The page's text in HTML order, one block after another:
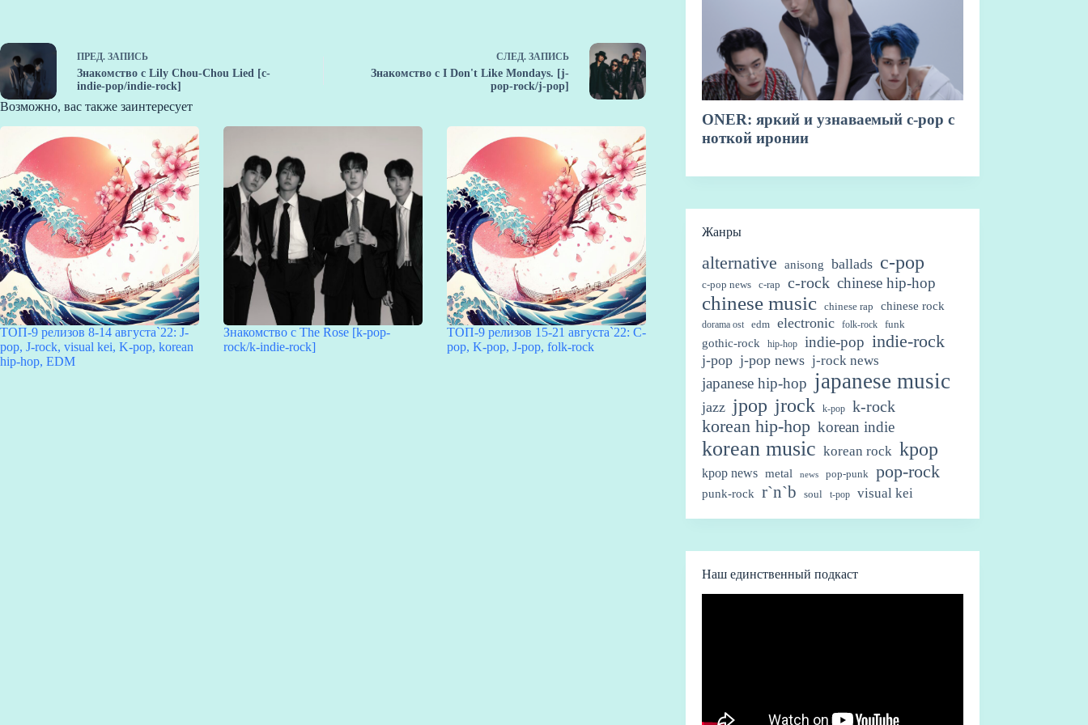
ПРЕД. ЗАПИСЬ
Знакомство с Lily Chou-Chou Lied [c-
indie-pop/indie-rock]
СЛЕД.ЗАПИСЬ
Знакомство с I Don't Like Mondays. [j-
pop-rock/j-pop]
Возможно, вас также заинтересует
ТОП-9 релизов 8-14 августа`22: J-
pop, J-rock, visual kei, K-pop, korean
hip-hop, EDM
Знакомство с The Rose [k-pop-
rock/k-indie-rock]
ТОП-9 релизов 15-21 августа`22: C-
pop, K-pop, J-pop, folk-rock
Жанры
alternative anisong ballads c-pop
c-pop news c-rap c-rock chinese hip-hop
chinese music chinese rap chinese rock
dorama ost edm electronic folk-rock funk
gothic-rock hip-hop indie-pop indie-rock
j-pop j-pop news j-rock news
japanese hip-hop japanese music
jazz jpop jrock k-pop k-rock
korean hip-hop korean indie
korean music korean rock kpop
kpop news metal news pop-punk pop-rock
punk-rock r`n`b soul t-pop visual kei
Наш единственный подкаст